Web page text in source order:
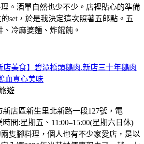
。酒單自然也少不少。店裡貼心的準備
set，於是我決定這次照著五郎點。五
、冷麻婆麵、炸餛飩。
店美食】碧潭橋頭鵝肉.新店三十年鵝肉
血真心美味
遊
店區新生里北新路一段127號，電
時間:星期五、11:00–15:00(星期六日休)
隻腳料理，個人也有不少家愛店，是以